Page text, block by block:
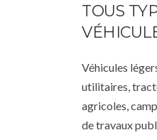
TOUS
Véhicules
utilitaires,
agricoles,
de travaux